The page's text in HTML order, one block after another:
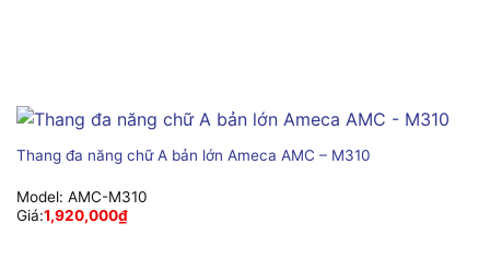
Thang đa năng chữ A bản lớn Ameca AMC – M310
Model: AMC-M310
Giá:1,920,000₫